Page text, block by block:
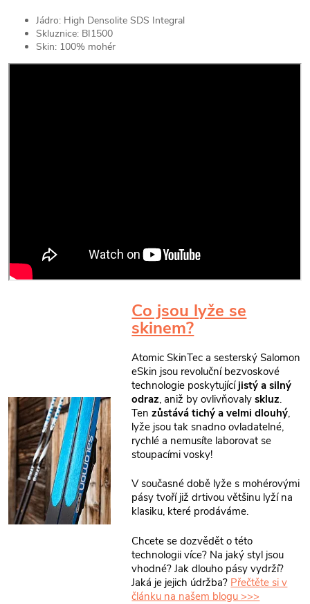
Jádro: High Densolite SDS Integral
Skluznice: BI1500
Skin: 100% mohér
Co jsou lyže se
skinem?
Atomic SkinTec a sesterský Salomon
eSkin jsou revoluční bezvoskové
technologie poskytujícíjistý a silný
odraz, aniž by ovlivňovalyskluz.
Tenzůstává tichý a velmi dlouhý,
lyže jsou tak snadno ovladatelné,
rychlé a nemusíte laborovat se
stoupacími vosky!
V současné době lyže s mohérovými
pásy tvoří již drtivou většinu lyží na
klasiku, které prodáváme.
Chcete se dozvědět o této
technologii více? Na jaký styl jsou
vhodné? Jak dlouho pásy vydrží?
Jaká je jejich údržba? Přečtěte si v
článku na našem blogu >>>